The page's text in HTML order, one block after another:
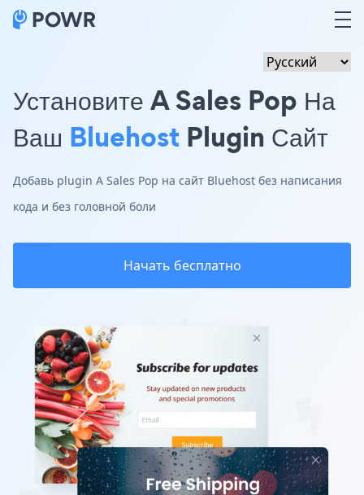
Установите A Sales Pop На
Ваш Bluehost Plugin Сайт
Добавь plugin A Sales Pop на сайт Bluehost без написания
кода и без головной боли
Начать бесплатно